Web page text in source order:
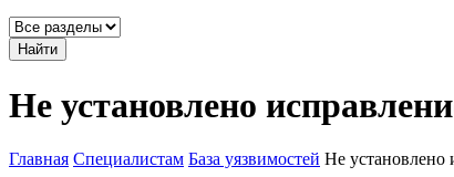
Найти
Не установлено
Главная Специалистам База уязвимостей Не установлено